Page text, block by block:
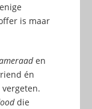
is maar
en
én
die